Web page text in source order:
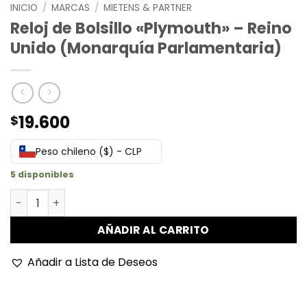
INICIO / MARCAS / MIETENS & PARTNER
Reloj de Bolsillo «Plymouth» – Reino
Unido (Monarquía Parlamentaria)
$19.600
Peso chileno ($) - CLP
5 disponibles
Reloj de Bolsillo "Plymouth" - Reino Unido (Monarquía
AÑADIR AL CARRITO
Añadir a Lista de Deseos